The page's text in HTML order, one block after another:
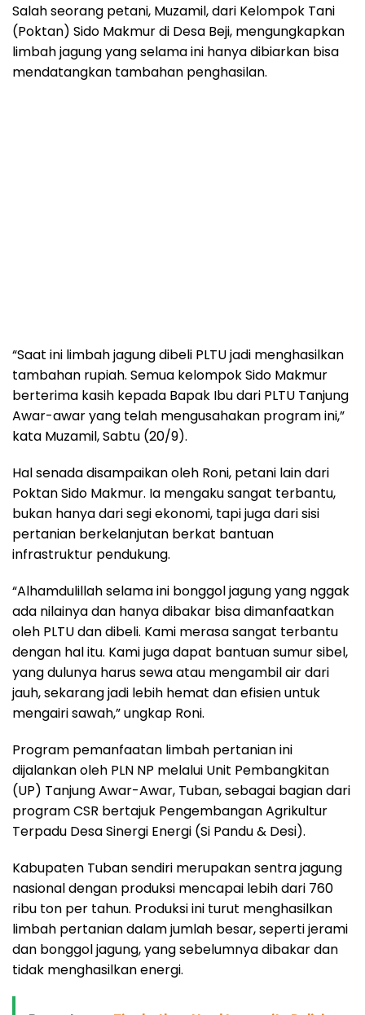
Salah seorang petani, Muzamil, dari Kelompok Tani
(Poktan) Sido Makmur di Desa Beji, mengungkapkan
limbah jagung yang selama ini hanya dibiarkan bisa
mendatangkan tambahan penghasilan.
“Saat ini limbah jagung dibeli PLTU jadi menghasilkan
tambahan rupiah. Semua kelompok Sido Makmur
berterima kasih kepada Bapak Ibu dari PLTU Tanjung
Awar-awar yang telah mengusahakan program ini,”
kata Muzamil, Sabtu (20/9).
Hal senada disampaikan oleh Roni, petani lain dari
Poktan Sido Makmur. Ia mengaku sangat terbantu,
bukan hanya dari segi ekonomi, tapi juga dari sisi
pertanian berkelanjutan berkat bantuan
infrastruktur pendukung.
“Alhamdulillah selama ini bonggol jagung yang nggak
ada nilainya dan hanya dibakar bisa dimanfaatkan
oleh PLTU dan dibeli. Kami merasa sangat terbantu
dengan hal itu. Kami juga dapat bantuan sumur sibel,
yang dulunya harus sewa atau mengambil air dari
jauh, sekarang jadi lebih hemat dan efisien untuk
mengairi sawah,” ungkap Roni.
Program pemanfaatan limbah pertanian ini
dijalankan oleh PLN NP melalui Unit Pembangkitan
(UP) Tanjung Awar-Awar, Tuban, sebagai bagian dari
program CSR bertajuk Pengembangan Agrikultur
Terpadu Desa Sinergi Energi (Si Pandu & Desi).
Kabupaten Tuban sendiri merupakan sentra jagung
nasional dengan produksi mencapai lebih dari 760
ribu ton per tahun. Produksi ini turut menghasilkan
limbah pertanian dalam jumlah besar, seperti jerami
dan bonggol jagung, yang sebelumnya dibakar dan
tidak menghasilkan energi.